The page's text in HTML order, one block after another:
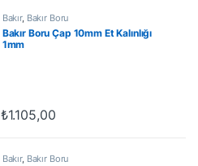
Bakır, Bakır Boru
Bakır Boru Çap 10mm Et Kalınlığı
1mm
₺1.105,00
Bakır, Bakır Boru